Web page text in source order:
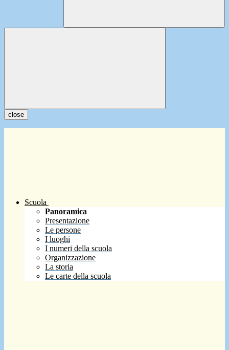
close
Scuola
Panoramica
Presentazione
Le persone
I luoghi
I numeri della scuola
Organizzazione
La storia
Le carte della scuola